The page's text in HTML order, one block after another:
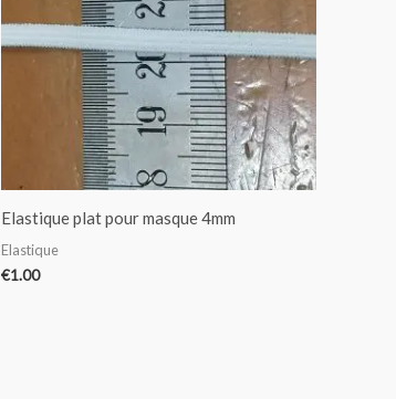
Elastique plat pour masque 4mm
Elastique
€1.00